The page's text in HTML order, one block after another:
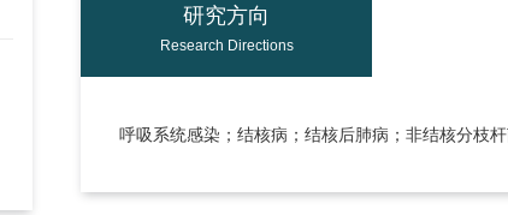
研究方向
Research Directions
呼吸系统感染；结核病；结核后肺病；非结核分枝